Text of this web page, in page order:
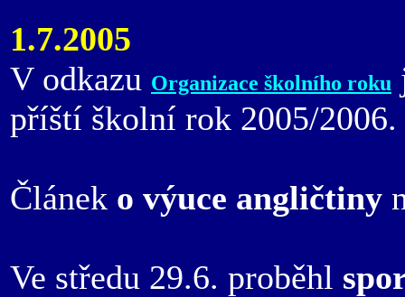
1.7.2005
V odkazu Organizace školního roku
příští školní rok 2005/2006.
Článek o výuce angličtiny
Ve středu 29.6. proběhl